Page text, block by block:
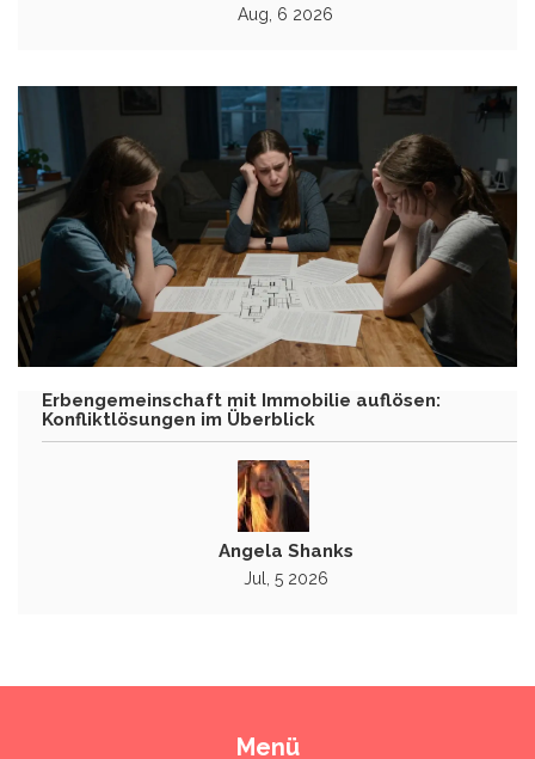
Aug, 6 2026
Erbengemeinschaft mit Immobilie auflösen:
Konfliktlösungen im Überblick
Angela Shanks
Jul, 5 2026
Menü